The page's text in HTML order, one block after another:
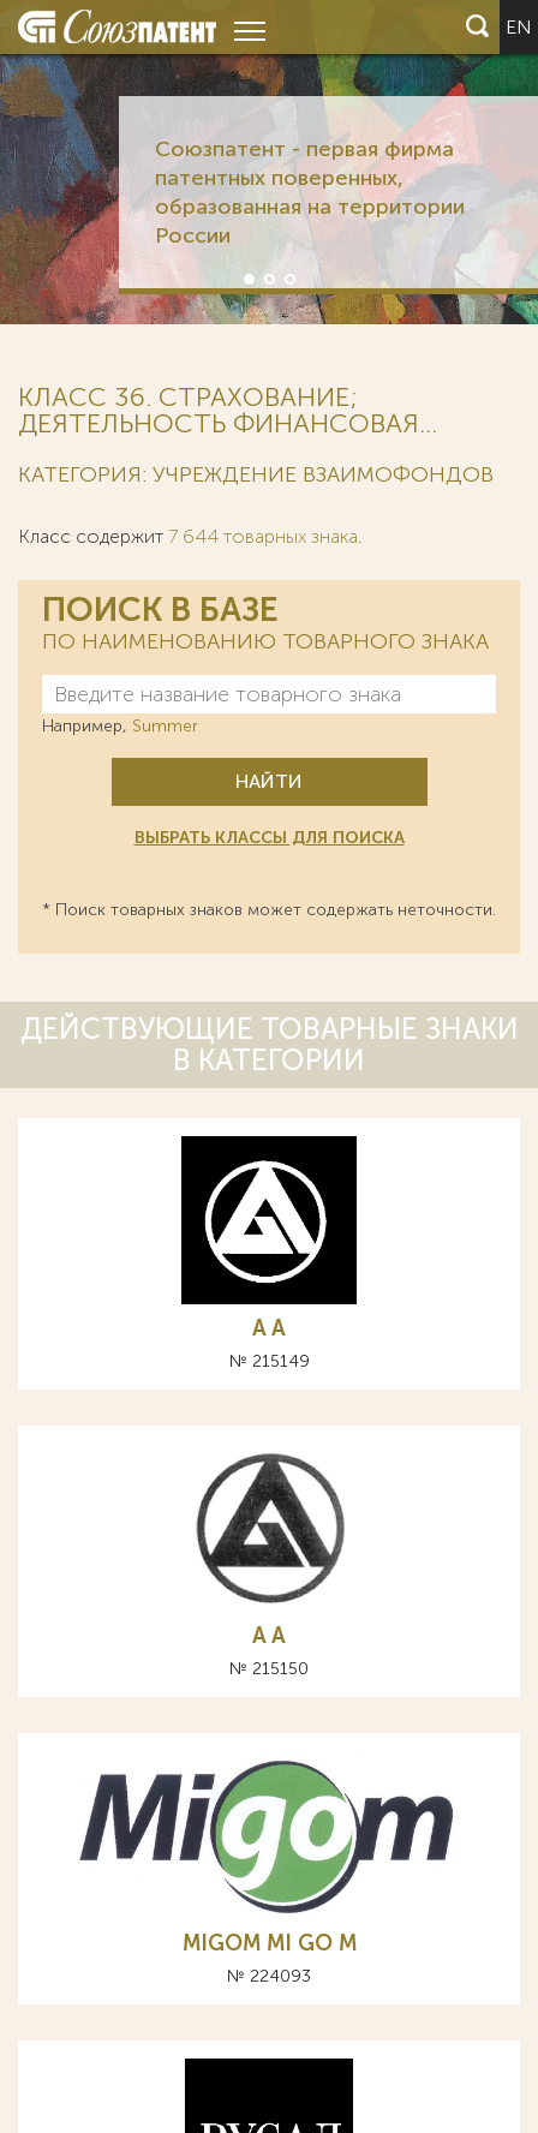
EN
Союзпатент - первая фирма
патентных поверенных,
образованная на территории
России
КЛАСС 36. СТРАХОВАНИЕ;
ДЕЯТЕЛЬНОСТЬ ФИНАНСОВАЯ...
КАТЕГОРИЯ: УЧРЕЖДЕНИЕ ВЗАИМОФОНДОВ
Класс содержит 7 644 товарных знака.
ПОИСК В БАЗЕ
ПО НАИМЕНОВАНИЮ ТОВАРНОГО ЗНАКА
Например, Summer
НАЙТИ
ВЫБРАТЬ КЛАССЫ ДЛЯ ПОИСКА
* Поиск товарных знаков может содержать неточности.
ДЕЙСТВУЮЩИЕ ТОВАРНЫЕ ЗНАКИ
В КАТЕГОРИИ
A А
№ 215149
A А
№ 215150
MIGOM MI GO M
№ 224093